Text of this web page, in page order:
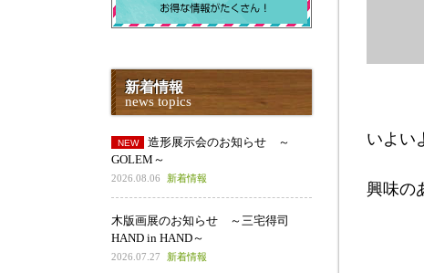
いよい
興味の
新着情報
news topics
造形展示会のお知らせ ～
GOLEM～
2026.08.06 新着情報
木版画展のお知らせ ～三宅得司
HAND in HAND～
2026.07.27 新着情報